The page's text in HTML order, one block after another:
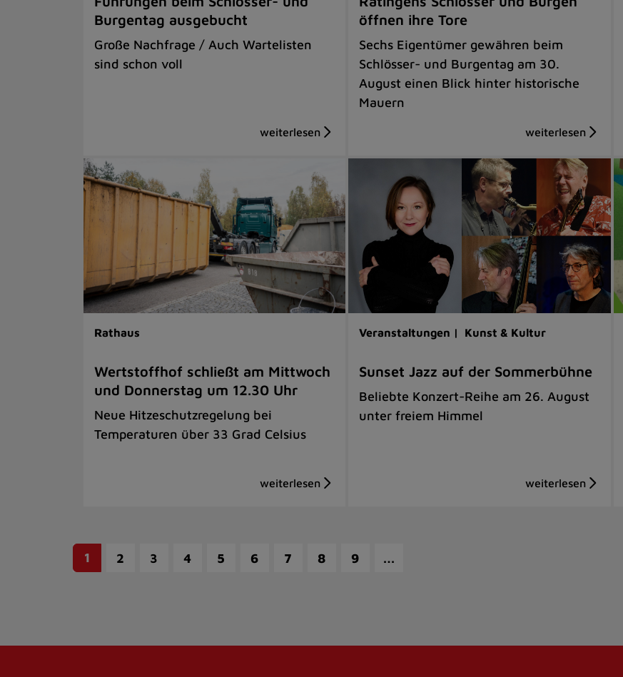
Burgentag ausgebucht
Große Nachfrage / Auch Wartelisten
sind schon voll
öffnen ihre Tore
Sechs Eigentümer gewähren beim
Schlösser- und Burgentag am 30.
August einen Blick hinter historische
Mauern
Rathaus
Wertstoffhof schließt am Mittwoch
und Donnerstag um 12.30 Uhr
Neue Hitzeschutzregelung bei
Temperaturen über 33 Grad Celsius
Veranstaltungen | Kunst & Kultur
Sunset Jazz auf der Sommerbühne
Beliebte Konzert-Reihe am 26. August
unter freiem Himmel
1 2 3 4 5 6 7 8 9 …